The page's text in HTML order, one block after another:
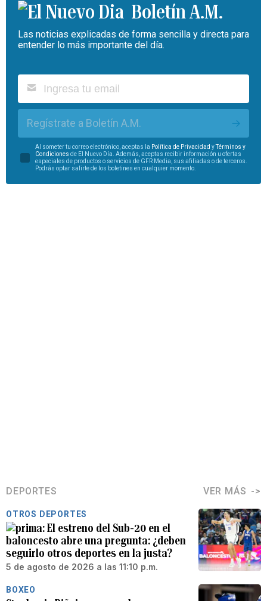
Boletín A.M.
Las noticias explicadas de forma sencilla y directa para
entender lo más importante del día.
Regístrate a Boletín A.M.
Al someter tu correo electrónico, aceptas la Política de Privacidad yTérminos y
Condiciones de El Nuevo Día. Además, aceptas recibir información u ofertas
especiales de productos o servicios de GFR Media, sus afiliadas o de terceros.
Podrás optar salirte de los boletines en cualquier momento.
DEPORTES VER MÁS
OTROS DEPORTES
El estreno del Sub-20 en el
baloncesto abre una pregunta: ¿deben
seguirlo otros deportes en la justa?
5 de agosto de 2026 a las 11:10 p.m.
BOXEO